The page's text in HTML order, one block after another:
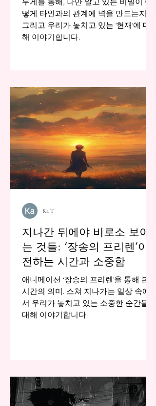
무게를 통해, 나만 알고 있는 비밀이 어
떻게 타인과의 관계에 벽을 만드는지,
그리고 우리가 놓치고 있는 '현재'에 대
해 이야기합니다.
지나간 뒤에야 비로소 보이
는 것들: ‘장송의 프리렌’이
전하는 시간과 소중함
애니메이션 ‘장송의 프리렌’을 통해 본
시간의 의미. 스쳐 지나가는 일상 속에
서 우리가 놓치고 있는 소중한 순간들에
대해 이야기합니다.
Ka T